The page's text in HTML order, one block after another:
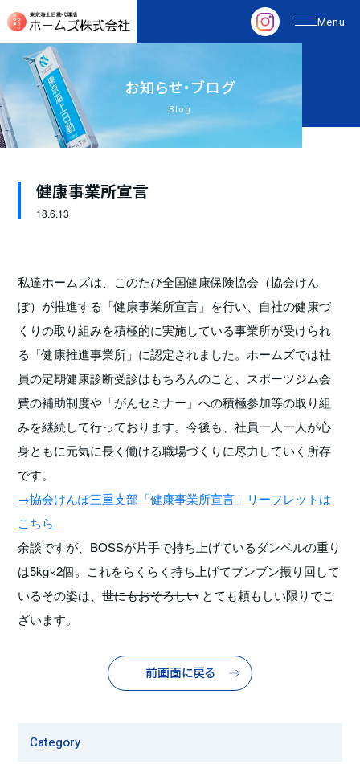
お知らせ・ブログ
Blog
健康事業所宣言
18.6.13
私達ホームズは、このたび全国健康保険協会（協会けん
ぽ）が推進する「健康事業所宣言」を行い、自社の健康づ
くりの取り組みを積極的に実施している事業所が受けられ
る「健康推進事業所」に認定されました。ホームズでは社
員の定期健康診断受診はもちろんのこと、スポーツジム会
費の補助制度や「がんセミナー」への積極参加等の取り組
みを継続して行っております。今後も、社員一人一人が心
身ともに元気に長く働ける職場づくりに尽力していく所存
です。
→協会けんぽ三重支部「健康事業所宣言」リーフレットは
こちら
余談ですが、BOSSが片手で持ち上げているダンベルの重り
は5kg×2個。これをらくらく持ち上げてブンブン振り回して
いるその姿は、世にもおそろしいとても頼もしい限りでご
ざいます。
前画面に戻る
Category